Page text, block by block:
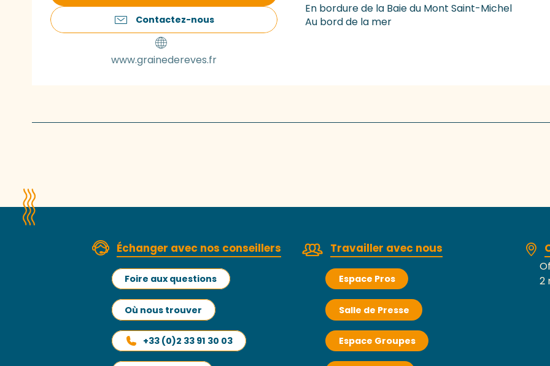
Contactez-nous
www.grainedereves.fr
En bordure de la Baie du Mont Saint-Michel
Au bord de la mer
Échanger avec nos conseillers
Foire aux questions
Où nous trouver
+33 (0)2 33 91 30 03
Travailler avec nous
Espace Pros
Salle de Presse
Espace Groupes
2